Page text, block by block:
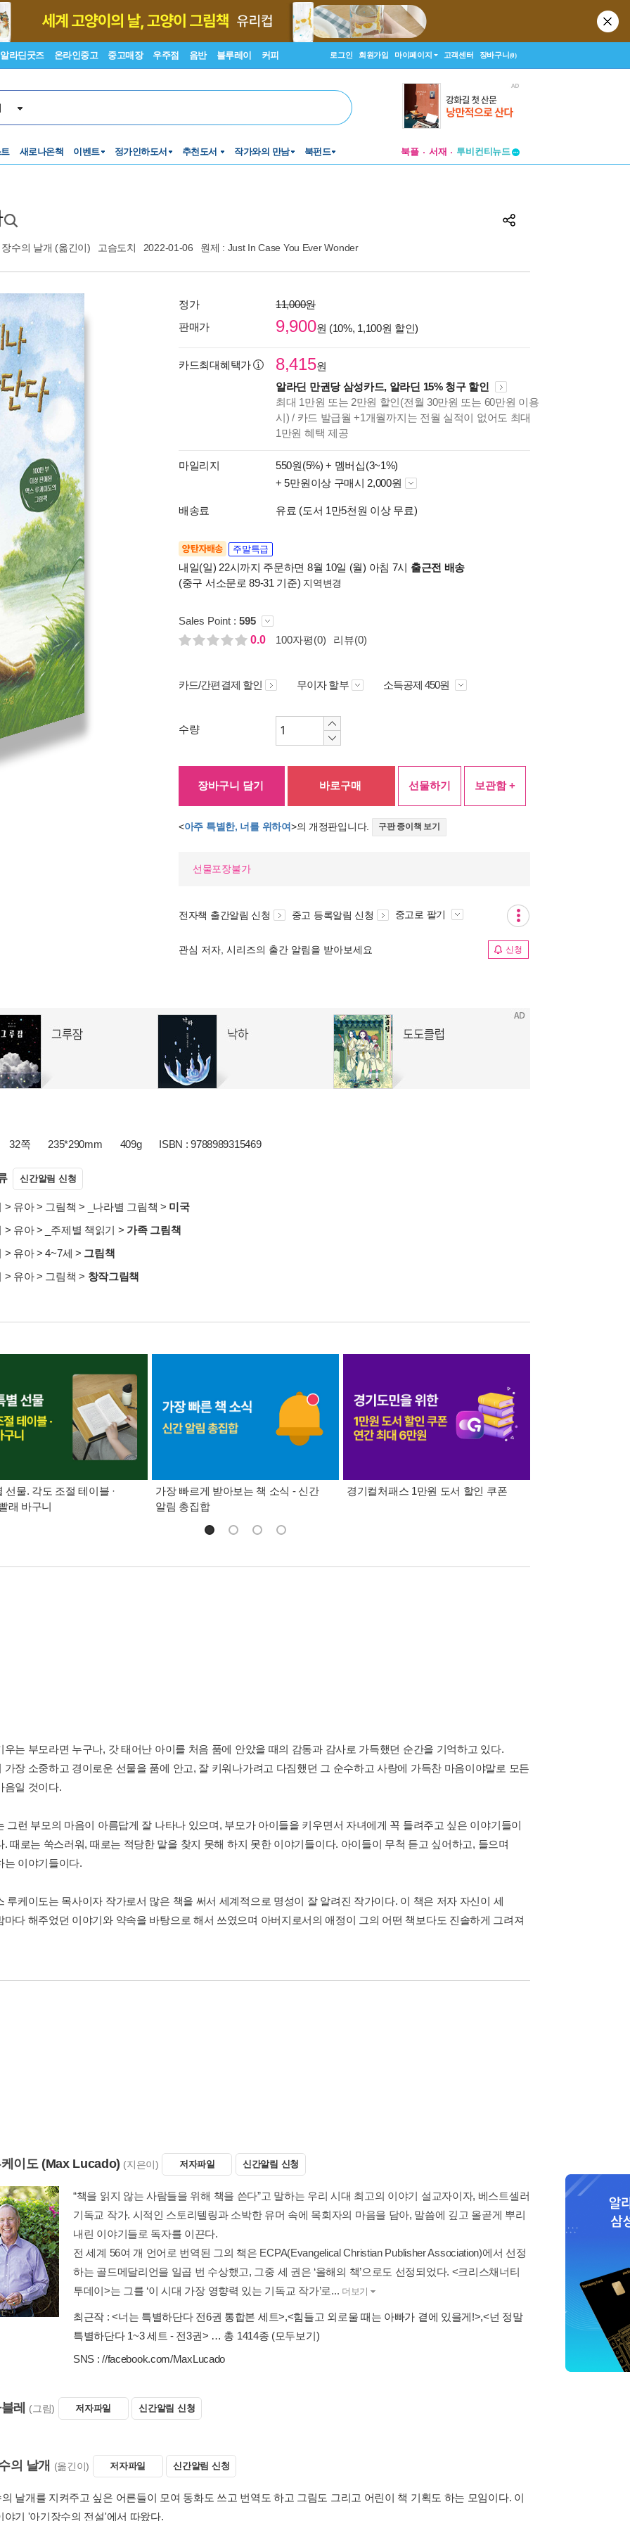
알라딘굿즈 온라인중고 중고매장 우주점 음반 블루레이 커피 로그인 회원가입 마이페이지 고객센터 장바구니(0)
새로나온책 이벤트 정가인하도서 추천도서 작가와의 만남 북펀드 북플 서재
창작플랫폼
수의 날개 (옮긴이) 고슴도치 2022-01-06 원제 : Just In Case You Ever Wonder
정가
11,000원
판매가
9,900원 (10%, 1,100원 할인)
카드최대혜택가 8,415원
알라딘 만권당 삼성카드, 알라딘 15% 청구 할인
최대 1만원 또는 2만원 할인(전월 30만원 또는 60만원 이용
시) / 카드 발급월 +1개월까지는 전월 실적이 없어도 최대
1만원 혜택 제공
마일리지 550원(5%) + 멤버십(3~1%)
+ 5만원이상 구매시 2,000원
배송료 유료 (도서 1만5천원 이상 무료)
양탄자배송 주말특급
내일(일) 22시까지 주문하면 8월 10일 (월) 아침 7시 출근전 배송
(중구 서소문로 89-31 기준) 지역변경
Sales Point : 595
0.0
100자평(0) 리뷰(0)
카드/간편결제 할인 무이자 할부 소득공제 450원
수량
장바구니 담기 바로구매 선물하기 보관함 +
<아주 특별한, 너를 위하여>의 개정판입니다. 구판 종이책 보기
선물포장불가
전자책 출간알림 신청 중고 등록알림 신청 중고로 팔기
관심 저자, 시리즈의 출간 알림을 받아보세요 신청
32쪽 235*290mm 409g ISBN : 9788989315469
신간알림 신청
> 유아> 그림책 > _나라별 그림책 > 미국
> 유아> _주제별 책읽기 > 가족 그림책
> 유아>4~7세 > 그림책
> 유아> 그림책 > 창작그림책
선물. 각도 조절 테이블 ·
래 바구니
가장 빠르게 받아보는 책 소식 - 신간
알림 총집합
경기컬처패스 1만원 도서 할인 쿠폰
우는 부모라면 누구나, 갓 태어난 아이를 처음 품에 안았을 때의 감동과 감사로 가득했던 순간을 기억하고 있다.
가장 소중하고 경이로운 선물을 품에 안고, 잘 키워나가려고 다짐했던 그 순수하고 사랑에 가득찬 마음이야말로 모든
음일 것이다.
그런 부모의 마음이 아름답게 잘 나타나 있으며, 부모가 아이들을 키우면서 자녀에게 꼭 들려주고 싶은 이야기들이
. 때로는 쑥스러워, 때로는 적당한 말을 찾지 못해 하지 못한 이야기들이다. 아이들이 무척 듣고 싶어하고, 들으며
는 이야기들이다.
루케이도는 목사이자 작가로서 많은 책을 써서 세계적으로 명성이 잘 알려진 작가이다. 이 책은 저자 자신이 세
마다 해주었던 이야기와 약속을 바탕으로 해서 쓰였으며 아버지로서의 애정이 그의 어떤 책보다도 진솔하게 그려져
이도 (Max Lucado) (지은이) 저자파일 신간알림 신청
“책을 읽지 않는 사람들을 위해 책을 쓴다”고 말하는 우리 시대 최고의 이야기 설교자이자, 베스트셀러
기독교 작가. 시적인 스토리텔링과 소박한 유머 속에 목회자의 마음을 담아, 말씀에 깊고 올곧게 뿌리
내린 이야기들로 독자를 이끈다.
전 세계 56여 개 언어로 번역된 그의 책은 ECPA(Evangelical Christian Publisher Association)에서 선정
하는 골드메달리언을 일곱 번 수상했고, 그중 세 권은 ‘올해의 책’으로도 선정되었다. <크리스채너티
투데이>는 그를 ‘이 시대 가장 영향력 있는 기독교 작가’로... 더보기
최근작 :<너는 특별하단다 전6권 통합본 세트>,<힘들고 외로울 때는 아빠가 곁에 있을게!>,<넌 정말
특별하단다 1~3 세트 - 전3권> … 총 1414종 (모두보기)
SNS ://facebook.com/MaxLucado
레 (그림) 저자파일 신간알림 신청
의 날개 (옮긴이) 저자파일 신간알림 신청
날개를 지켜주고 싶은 어른들이 모여 동화도 쓰고 번역도 하고 그림도 그리고 어린이 책 기획도 하는 모임이다. 이
야기 '아기장수의 전설'에서 따왔다.